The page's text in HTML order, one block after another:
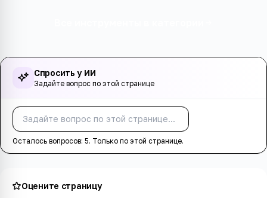
Спросить у ИИ
Задайте вопрос по этой странице
Осталось вопросов: 5. Только по этой странице.
Оцените страницу